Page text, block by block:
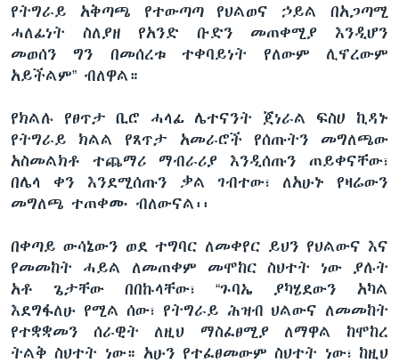
የትግራይ አቅጣጫ የተውጣጣ የህልወና ኃይል በአጋጣሚ
ሓለፊነት ስለያዘ የአንድ ቡድን መጠቀሚያ እንዲሆን
መወሰን ግን በመሰረቱ ተቀባይነት የለውም ሊኖረውም
አይችልም” ብለዋል።
የክልሉ የፀጥታ ቢሮ ሓላፊ ሌተናንት ጀነራል ፍስሀ ኪዳኑ
የትግራይ ክልል የጸጥታ አመራሮች የሰጡትን መግለጫው
አስመልክቶ ተጨማሪ ማብራሪያ እንዲሰጡን ጠይቀናቸው፣
በሌላ ቀን እንደሚሰጡን ቃል ገብተው፣ ለአሁኑ የዛሬውን
መግለጫ ተጠቀሙ ብለውናል፡፡
በቀጣይ ውሳኔውን ወደ ተግባር ለመቀየር ይህን የህልውና እና
የመመከት ሓይል ለመጠቀም መሞከር ስህተት ነው ያሉት
አቶ ጌታቸው በበኩላቸው፣ “ጉባኤ ያካሄደውን አካል
እደግፋለሁ የሚል ሰው፣ የትግራይ ሕዝብ ህልውና ለመመከት
የተቋቋመን ሰራዊት ለዚህ ማስፈፀሚያ ለማዋል ከሞከረ
ትልቅ ስህተት ነው። አሁን የተፈፀመውም ስህተት ነው፣ ከዚህ